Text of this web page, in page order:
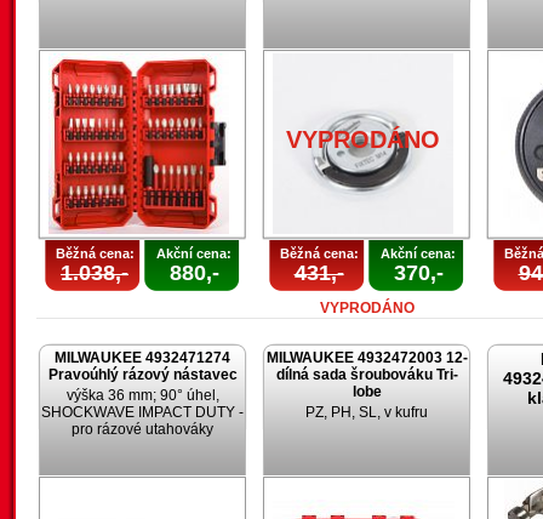
Běžná cena:
1.038,-
Akční cena:
880,-
VYPRODÁNO
Běžná cena:
431,-
Akční cena:
370,-
VYPRODÁNO
MILWAUKEE 4932471274
Pravoúhlý rázový nástavec
výška 36 mm; 90° úhel,
SHOCKWAVE IMPACT DUTY -
pro rázové utahováky
MILWAUKEE 4932472003 12-
dílná sada šroubováku Tri-
lobe
PZ, PH, SL, v kufru